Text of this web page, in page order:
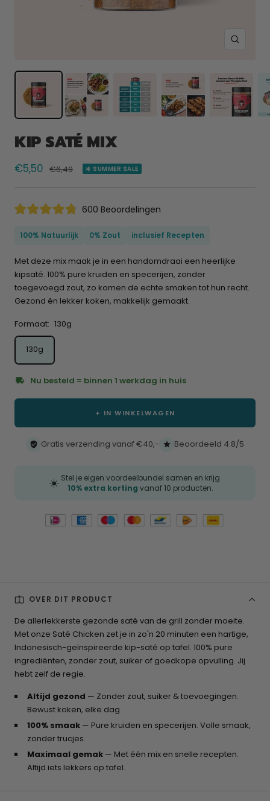
Zoom
KIP SATÉ MIX
Verkoopprijs
€5,50 Normale
€6,49 ☀️ SUMMER SALE
4.8
5
sterren
600 BeoordelingenKlik
naar
beoordelingen
te
scrollen
100% Natuurlijk 0% Zout inclusief Recepten
Met deze mix maak je in een handomdraai een heerlijke
kipsaté. 100% pure kruiden en specerijen, zonder
toegevoegd zout, zo komen de echte smaken tot hun recht.
Gezond én lekker koken, makkelijk gemaakt.
Formaat: 130g
130g
Nu besteld = binnen 1 werkdag in huis
+ IN WINKELWAGEN
Gratis verzending vanaf €40,- Beoordeeld 4.8/5
☀️ Stel je eigen voordeelbundel samen en krijg
10% extra korting vanaf 10 producten.
OVER DIT PRODUCT
De allerlekkerste gezonde saté van de grill zonder moeite.
Met onze Saté Chicken zet je in zo'n 20 minuten een hartige,
Indonesisch-geïnspireerde kip-saté op tafel. 100% pure
ingrediënten, zonder zout, suiker of goedkope opvulling. Jij
hebt zelf de regie.
Altijd gezond — Zonder zout, suiker & toevoegingen.
Bewust koken, elke dag.
100% smaak — Pure kruiden en specerijen. Volle smaak,
zonder trucjes.
Maximaal gemak — Met één mix en snelle recepten.
Altijd iets lekkers op tafel.